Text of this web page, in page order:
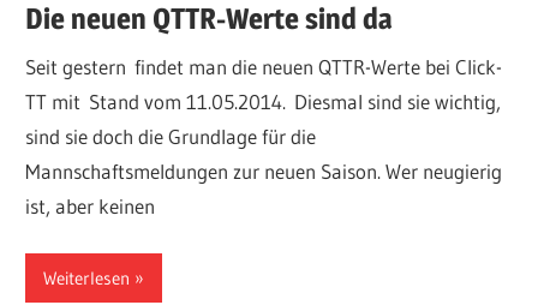
Die neuen QTTR-Werte sind da
Seit gestern findet man die neuen QTTR-Werte bei Click-
TT mit Stand vom 11.05.2014. Diesmal sind sie wichtig,
sind sie doch die Grundlage für die
Mannschaftsmeldungen zur neuen Saison. Wer neugierig
ist, aber keinen
Weiterlesen